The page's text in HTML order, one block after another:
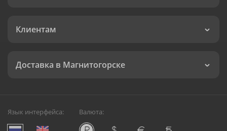
Клиентам
Доставка в Магнитогорске
Язык интерфейса: Валюта: